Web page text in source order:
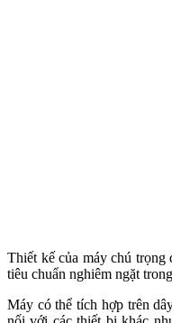
Thiết kế của máy chú
tiêu chuẩn nghiêm ngặt
Máy có thể tích hợp trên